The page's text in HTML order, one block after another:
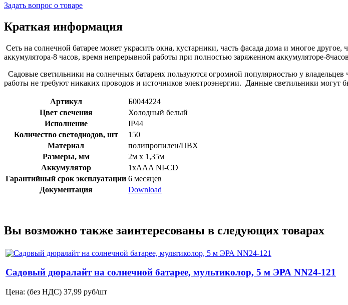
Задать вопрос о товаре
Краткая информация
Сеть на солнечной батарее может украсить окна, кустарники, часть фасада дома и многое
аккумулятора-8 часов, время непрерывной работы при полностью заряженном аккумуляторе-
Садовые светильники на солнечных батареях пользуются огромной популярностью у
работы не требуют никаких проводов и источников электроэнергии. Данные светильники могут
Артикул
Б0044224
Цвет свечения
Холодный белый
Исполнение
IP44
Количество светодиодов, шт
150
Материал
полипропилен/ПВХ
Размеры, мм
2м х 1,35м
Аккумулятор
1xAAA NI-CD
Гарантийный срок эксплуатации 6 месяцев
Документация
Download
Вы возможно также заинтересованы в следующих товарах
Садовый дюралайт на солнечной батарее, мультиколор, 5 м ЭРА NN24-121
Цена: (без НДС) 37,99 руб/шт